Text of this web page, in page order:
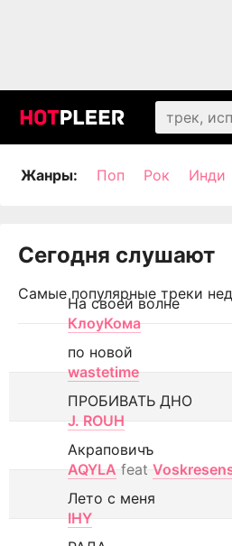
Жанры: Поп Рок Инди
Сегодня слушают
Самые популярные треки
На своей волне
КлоуКома
по новой
wastetime
ПРОБИВАТЬ ДНО
J. ROUH
Акраповичъ
AQYLA feat
Лето с меня
IHY